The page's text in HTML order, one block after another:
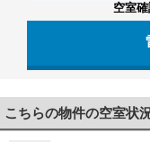
空室
こちらの物件の空室状